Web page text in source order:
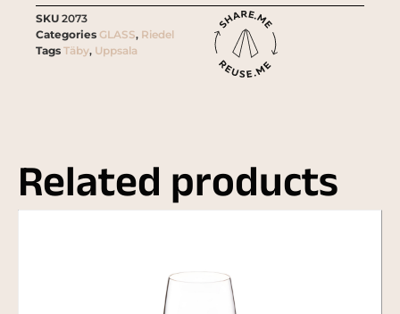
SKU 2073
Categories GLASS, Riedel
Tags Täby, Uppsala
Related products